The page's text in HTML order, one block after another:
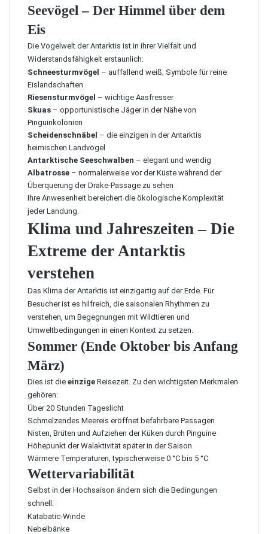
Seevögel – Der Himmel über dem
Eis
Die Vogelwelt der Antarktis ist in ihrer Vielfalt und
Widerstandsfähigkeit erstaunlich:
Schneesturmvögel – auffallend weiß; Symbole für reine
Eislandschaften
Riesensturmvögel – wichtige Aasfresser
Skuas – opportunistische Jäger in der Nähe von
Pinguinkolonien
Scheidenschnäbel – die einzigen in der Antarktis
heimischen Landvögel
Antarktische Seeschwalben – elegant und wendig
Albatrosse – normalerweise vor der Küste während der
Überquerung der Drake-Passage zu sehen
Ihre Anwesenheit bereichert die ökologische Komplexität
jeder Landung.
Klima und Jahreszeiten – Die
Extreme der Antarktis
verstehen
Das Klima der Antarktis ist einzigartig auf der Erde. Für
Besucher ist es hilfreich, die saisonalen Rhythmen zu
verstehen, um Begegnungen mit Wildtieren und
Umweltbedingungen in einen Kontext zu setzen.
Sommer (Ende Oktober bis Anfang
März)
Dies ist die einzige Reisezeit. Zu den wichtigsten Merkmalen
gehören:
Über 20 Stunden Tageslicht
Schmelzendes Meereis eröffnet befahrbare Passagen
Nisten, Brüten und Aufziehen der Küken durch Pinguine
Höhepunkt der Walaktivität später in der Saison
Wärmere Temperaturen, typischerweise 0 °C bis 5 °C
Wettervariabilität
Selbst in der Hochsaison ändern sich die Bedingungen
schnell:
Katabatic-Winde
Nebelbänke